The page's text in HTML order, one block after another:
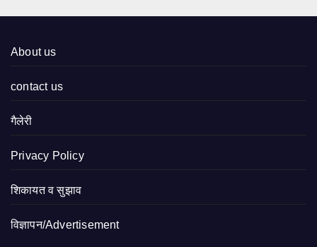
About us
contact us
गैलेरी
Privacy Policy
शिकायत व सुझाव
विज्ञापन/Advertisement